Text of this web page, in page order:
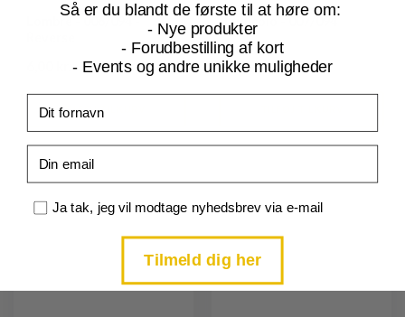
TILFØJ TIL KURV
Ludicolo - 007/094
3,00 kr.
Tilføj til
Så er du blandt de første til at høre om:
- Nye produkter
- Forudbestilling af kort
- Events og andre unikke muligheder
Samtykke
Ja tak, jeg vil modtage nyhedsbrev via e-mail
Tilmeld dig her